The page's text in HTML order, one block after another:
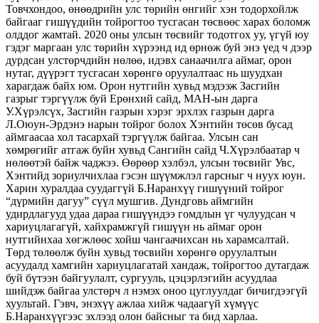
Товчхондоо, өнөөдрийн улс төрийн өнгийг хэн тодорхойлж
байгааг гишүүдийн тойрогтоо тусгасан төсвөөс харах боломж
олддог жамтай. 2020 оны улсын төсвийг тодотгох уу, үгүй юу
гэдэг маргаан улс төрийн хүрээнд ид өрнөж буй энэ үед ч дээр
дурдсан улстөрчдийн нөлөө, идэвх санаачилга аймаг, орон
нутаг, дүүрэгт тусгасан хөрөнгө оруулалтаас нь шуудхан
харагдаж байх юм. Орон нутгийн хувьд мэдээж Засгийн
газрыг тэргүүлж буй Ерөнхий сайд, МАН-ын дарга
У.Хүрэлсүх, Засгийн газрын хэрэг эрхлэх газрын дарга
Л.Оюун-Эрдэнэ нарын тойрог болох Хэнтийн төсөв бусад
аймгаасаа хол тасархай тэргүүлж байгаа. Улсын сан
хөмрөгийг атгаж буйн хувьд Сангийн сайд Ч.Хүрэлбаатар ч
нөлөөтэй байж чаджээ. Өөрөөр хэлбэл, улсын төсвийг Увс,
Хэнтийд зориулчихлаа гэсэн шүүмжлэл гарсныг ч нуух юун.
Харин хуралдаа суудаггүй Б.Наранхүү гишүүний тойрог
“дүрмийн дагуу” сүүл мушгив. Дундговь аймгийн
удирдлагууд удаа дараа гишүүндээ гомдлын үг чулуудсан ч
хариуцлагагүй, хайхрамжгүй гишүүн нь аймаг орон
нутгийнхаа хөгжлөөс хойш чангаачихсан нь харамсалтай.
Төрд төлөөлж буйн хувьд төсвийн хөрөнгө оруулалтын
асуудалд хамгийн хариуцлагатай хандаж, тойрогтоо дутагдаж
буй бүтээн байгуулалт, сургууль, цэцэрлэгийн асуудлаа
шийдэж байгаа улстөрч л нэмэх оноо цуглуулдаг бичигдээгүй
хуультай. Гэвч, энэхүү ажлаа хийж чадаагүй хүмүүс
Б.Наранхүүгээс эхлээд олон байсныг та бид харлаа.